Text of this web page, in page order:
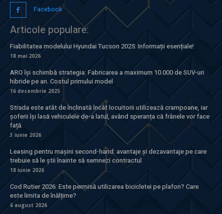
Facebook
Articole populare:
Fiabilitatea modelului Hyundai Tucson 2025: Informații esențiale!
18 mai 2026
ARO își schimbă strategia: Fabricarea a maximum 10.000 de SUV-uri
hibride pe an. Costul primului model
16 decembrie 2025
Strada este atât de înclinată încât locuitorii utilizează crampoane, iar
șoferii își lasă vehiculele de-a latul, având speranța că frânele vor face
față.
3 iunie 2026
Leasing pentru mașini second-hand: avantaje și dezavantaje pe care
trebuie să le știi înainte să semnezi contractul
18 iunie 2026
Cod Rutier 2026: Este permisă utilizarea bicicletei pe plafon? Care
este limita de înălțime?
6 august 2026